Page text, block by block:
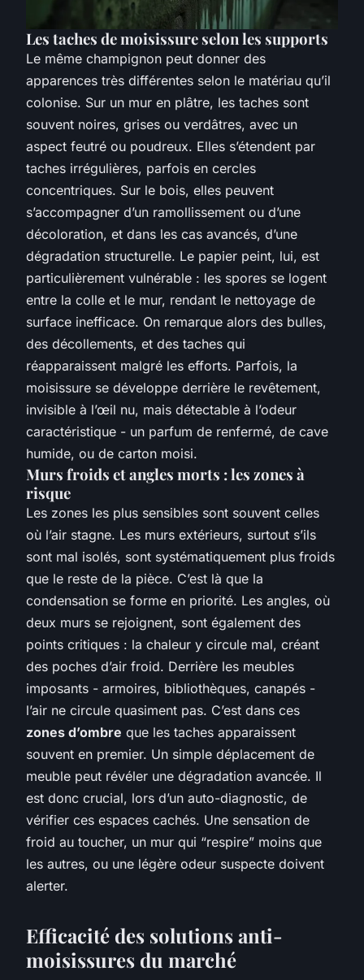
Les taches de moisissure selon les supports
Le même champignon peut donner des
apparences très différentes selon le matériau qu’il
colonise. Sur un mur en plâtre, les taches sont
souvent noires, grises ou verdâtres, avec un
aspect feutré ou poudreux. Elles s’étendent par
taches irrégulières, parfois en cercles
concentriques. Sur le bois, elles peuvent
s’accompagner d’un ramollissement ou d’une
décoloration, et dans les cas avancés, d’une
dégradation structurelle. Le papier peint, lui, est
particulièrement vulnérable : les spores se logent
entre la colle et le mur, rendant le nettoyage de
surface inefficace. On remarque alors des bulles,
des décollements, et des taches qui
réapparaissent malgré les efforts. Parfois, la
moisissure se développe derrière le revêtement,
invisible à l’œil nu, mais détectable à l’odeur
caractéristique - un parfum de renfermé, de cave
humide, ou de carton moisi.
Murs froids et angles morts : les zones à
risque
Les zones les plus sensibles sont souvent celles
où l’air stagne. Les murs extérieurs, surtout s’ils
sont mal isolés, sont systématiquement plus froids
que le reste de la pièce. C’est là que la
condensation se forme en priorité. Les angles, où
deux murs se rejoignent, sont également des
points critiques : la chaleur y circule mal, créant
des poches d’air froid. Derrière les meubles
imposants - armoires, bibliothèques, canapés -
l’air ne circule quasiment pas. C’est dans ces
zones d’ombre que les taches apparaissent
souvent en premier. Un simple déplacement de
meuble peut révéler une dégradation avancée. Il
est donc crucial, lors d’un auto-diagnostic, de
vérifier ces espaces cachés. Une sensation de
froid au toucher, un mur qui “respire” moins que
les autres, ou une légère odeur suspecte doivent
alerter.
Efficacité des solutions anti-
moisissures du marché